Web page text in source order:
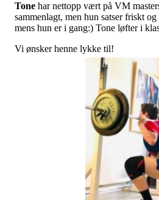
Tone har nettopp vært på VM
sammenlagt, men hun satser friskt
mens hun er i gang:) Tone løfter i
Vi ønsker henne lykke til!